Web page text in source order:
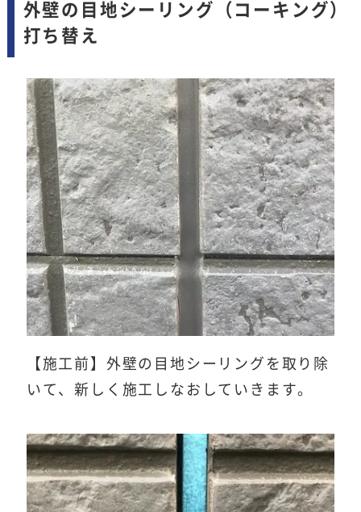
外壁の目地シーリング（コーキング）
打ち替え
【施工前】外壁の目地シーリングを取り除
いて、新しく施工しなおしていきます。